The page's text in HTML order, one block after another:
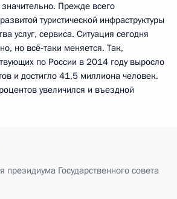
значительно. Прежде всего
туристической инфраструктуры
услуг, сервиса. Ситуация сегодня
но всё‑таки меняется. Так,
по России в 2014 году выросло
и достигло 41,5 миллиона человек.
увеличился и въездной
президиума Государственного совета